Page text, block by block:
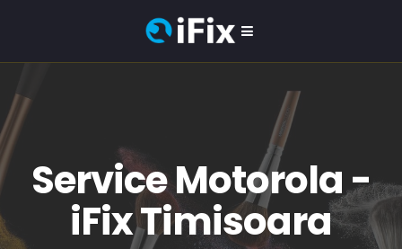
Service Motorola -
iFix Timisoara